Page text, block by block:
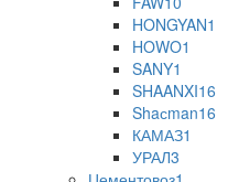
HONGYAN1
HOWO1
SANY1
SHAANXI16
Shaсman16
КАМАЗ1
УРАЛ3